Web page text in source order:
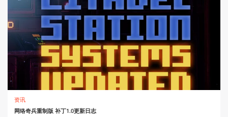
资讯
网络奇兵重制版 补丁1.0更新日志